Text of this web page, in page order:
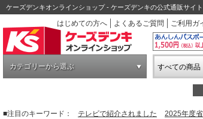
ケーズデンキオンラインショップ - ケーズデンキの公式通販サイト
はじめての方へ
よくあるご質問 ご利用ガ
カテゴリーから選ぶ すべての商品
■注目のキーワード： テレビで紹介されました 2025年度